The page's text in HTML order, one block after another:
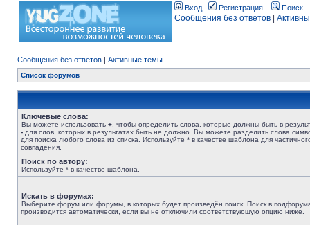
Вход Регистрация Поиск
Сообщения без ответов
Сообщения без ответов | Активные темы
Список форумов
Ключевые слова:
Вы можете использовать + , чтобы определить слова, которые должны быть в
- для слов, которых в результатах быть не должно. Вы можете разделить слова
для поиска любого слова из списка. Используйте * в качестве шаблона для
совпадения.
Поиск по автору:
Используйте * в качестве шаблона.
Искать в форумах:
Выберите форум или форумы, в которых будет произведён поиск. Поиск в
производится автоматически, если вы не отключили соответствующую опцию ниже.